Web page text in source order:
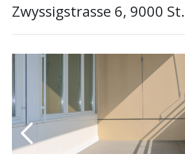
Zwyssigstrasse 6, 9000